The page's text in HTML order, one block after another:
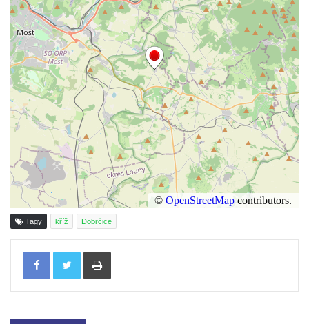
Centrální kříž bývalého hřbitova v Horním
Chlumu
Kříž jižně od Prysku
Boží muka svatého Floriána v Mezné
Neugebauerův kříž východně od Sloupu v
Čechách
Kříž u kostela Zvěstování Panny Marie v
Duchcově
Údajný kříž před kostelem svatých Petra a
Pavla v Jeníkově
Kříž na návsi v Jeníkově
Kříž U Pěti lip na pastvině severovýchodně
Tagy kříž Dobrčice
Tisknout